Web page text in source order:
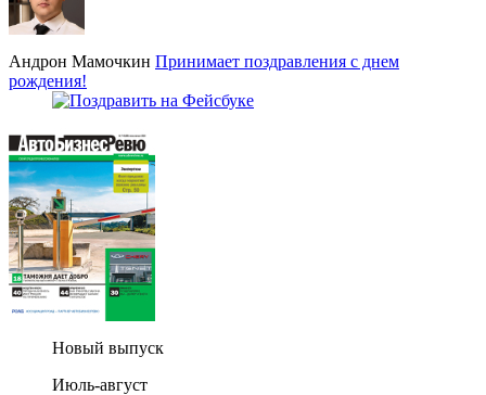
Андрон Мамочкин Принимает поздравления с днем
рождения!
Новый выпуск
Июль-август